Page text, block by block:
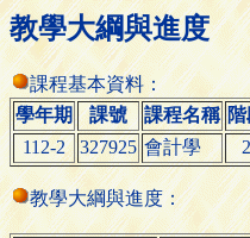
教學大綱與進度
課程基本資料：
學年期
課號 課程名稱 階
112-2
327925 會計學 2
教學大綱與進度：